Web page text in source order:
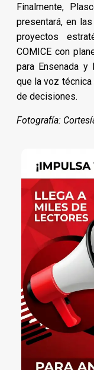
Finalmente,
presentará, en
proyectos
COMICE con
para Ensenada y
que la voz
de decisiones.
Fotografía: